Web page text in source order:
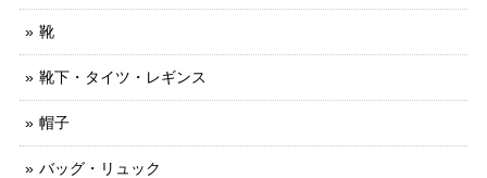
靴
靴下・タイツ・レギンス
帽子
バッグ・リュック